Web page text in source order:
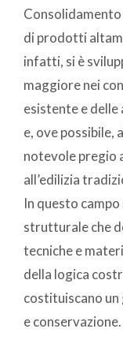
di prodotti
infatti, si è
maggiore nei
esistente e
e, ove possibile,
notevole pregio
all’edilizia
In questo
strutturale che
tecniche e
della logica
costituiscano
e conservazione.